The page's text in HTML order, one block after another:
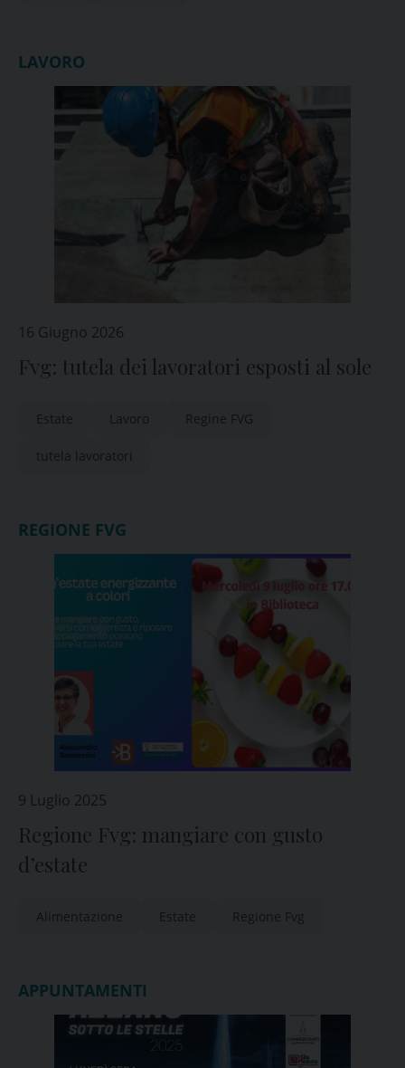
LAVORO
16 Giugno 2026
Fvg: tutela dei lavoratori esposti al sole
Estate Lavoro Regine FVG
tutela lavoratori
REGIONE FVG
9 Luglio 2025
Regione Fvg: mangiare con gusto
d’estate
Alimentazione Estate Regione Fvg
APPUNTAMENTI